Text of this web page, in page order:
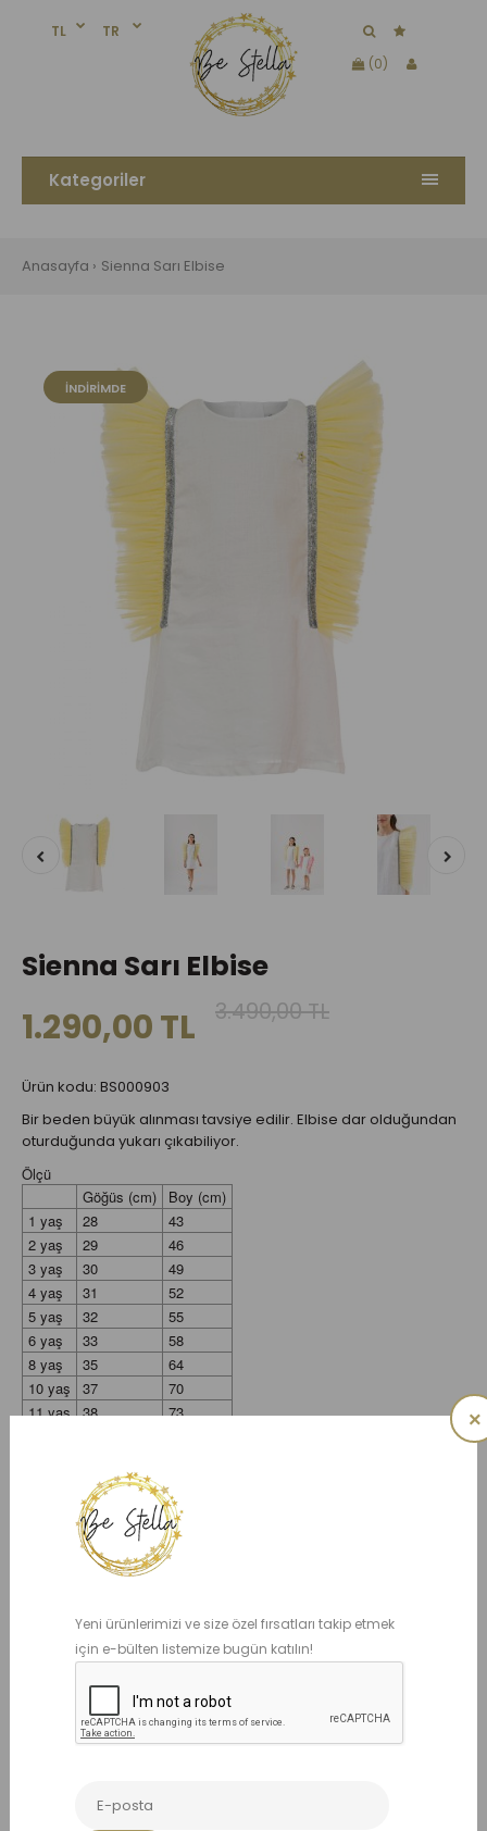
Yeni ürünlerimizi ve size özel fırsatları takip etmek
için e-bülten listemize bugün katılın!
×
TL
TR
(0)
Kategoriler
Anasayfa Sienna Sarı Elbise
İNDIRIMDE
Sienna Sarı Elbise
1.290,00 TL 3.490,00 TL
Ürün kodu: BS000903
Bir beden büyük alınması tavsiye edilir. Elbise dar olduğundan
oturduğunda yukarı çıkabiliyor.
Ölçü
Göğüs (cm)
Boy (cm)
1 yaş
28
43
2 yaş
29
46
3 yaş
30
49
4 yaş
31
52
5 yaş
32
55
6 yaş
33
58
8 yaş
35
64
10 yaş
37
70
11 yaş 38
73
Mevcut Seçenekler:
5 YAŞ 6 YAŞ